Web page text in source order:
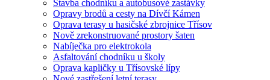
Stavba chodníku a autobusové zastávky
Opravy brodů a cesty na Dívčí Kámen
Oprava terasy u hasičské zbrojnice Třísov
Nově zrekonstruované prostory šaten
Nabíječka pro elektrokola
Asfaltování chodníku u školy
Oprava kapličky u Třísovské lípy